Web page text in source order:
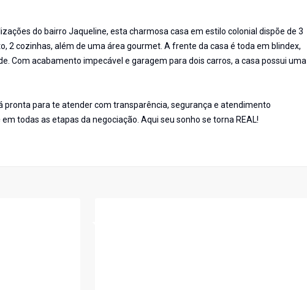
do bairro Jaqueline, esta charmosa casa em estilo colonial dispõe de 3
2 cozinhas, além de uma área gourmet. A frente da casa é toda em blindex,
Com acabamento impecável e garagem para dois carros, a casa possui uma
pronta para te atender com transparência, segurança e atendimento
todas as etapas da negociação. Aqui seu sonho se torna REAL!